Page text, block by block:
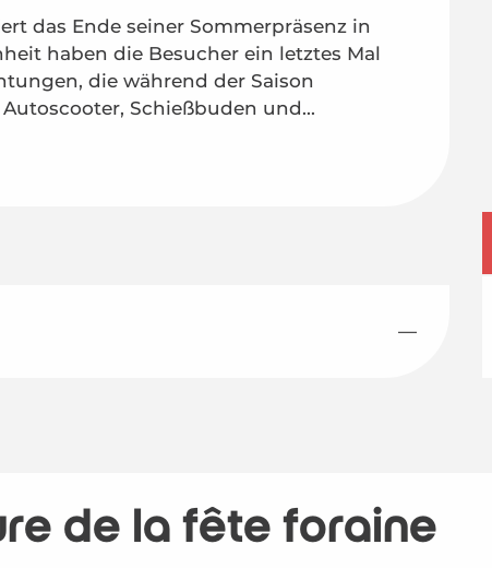
das Ende seiner Sommerpräsenz in
haben die Besucher ein letztes Mal
die während der Saison
Schießbuden und...
—
de la fête foraine